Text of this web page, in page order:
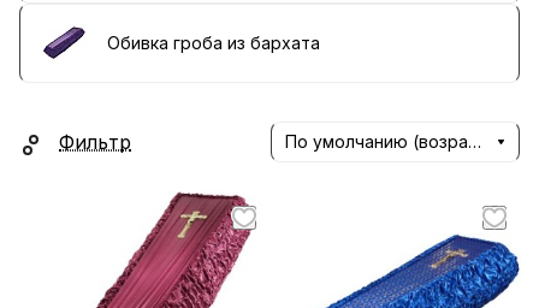
Обивка гроба из бархата
Фильтр По умолчанию (возрастание)